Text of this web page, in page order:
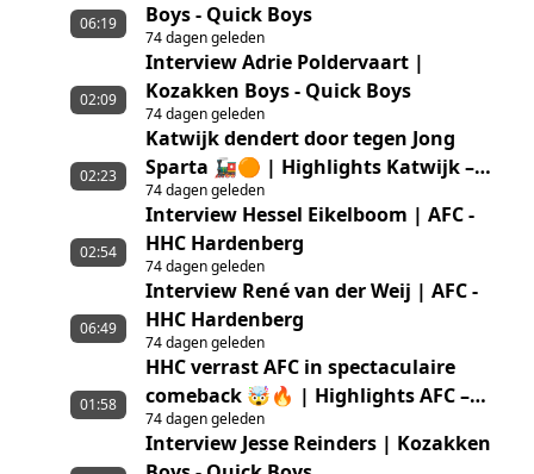
Boys - Quick Boys
74 dagen geleden
06:19
Interview Adrie Poldervaart |
Kozakken Boys - Quick Boys
74 dagen geleden
02:09
Katwijk dendert door tegen Jong
Sparta 🚂🟠 | Highlights Katwijk –
Jong Sparta Rotterdam
74 dagen geleden
02:23
Interview Hessel Eikelboom | AFC -
HHC Hardenberg
74 dagen geleden
02:54
Interview René van der Weij | AFC -
HHC Hardenberg
74 dagen geleden
06:49
HHC verrast AFC in spectaculaire
comeback 🤯🔥 | Highlights AFC –
HHC Hardenberg
74 dagen geleden
01:58
Interview Jesse Reinders | Kozakken